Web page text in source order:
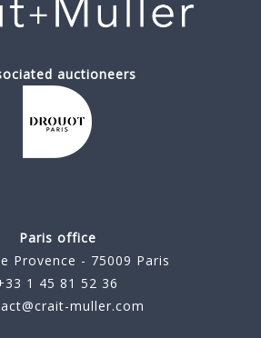
auctioneers
Paris office
Provence - 75009 Paris
1 45 81 52 36
muller.com